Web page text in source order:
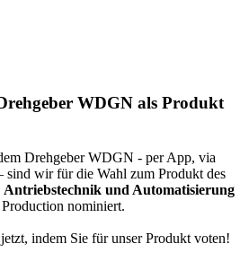
WDGN als Produkt
Drehgeber WDGN - per App, via
wir für die Wahl zum Produkt des
Antriebstechnik und Automatisierung
nominiert.
indem Sie für unser Produkt voten!